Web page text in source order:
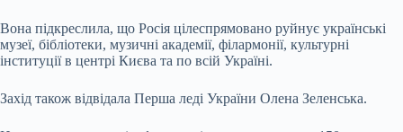
Вона підкреслила, що Росія цілеспрямовано руйнує українські
музеї, бібліотеки, музичні академії, філармонії, культурні
інституції в центрі Києва та по всій Україні.
Захід також відвідала Перша леді України Олена Зеленська.